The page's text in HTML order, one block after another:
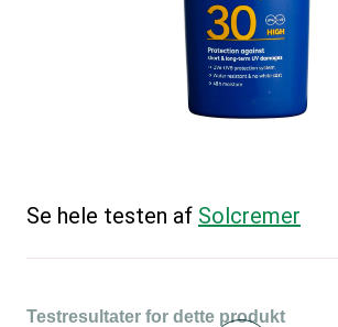
Se hele testen af Solcremer
Testresultater for dette produkt